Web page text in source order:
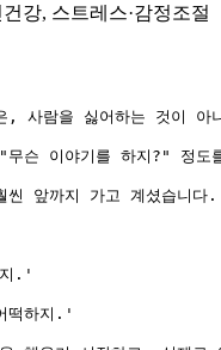
건강, 스트레스·감정조절
, 사람을 싫어하는 것이
무슨 이야기를 하지?" 정도
씬 앞까지 가고 계셨습니다.
지.'
떡하지.'